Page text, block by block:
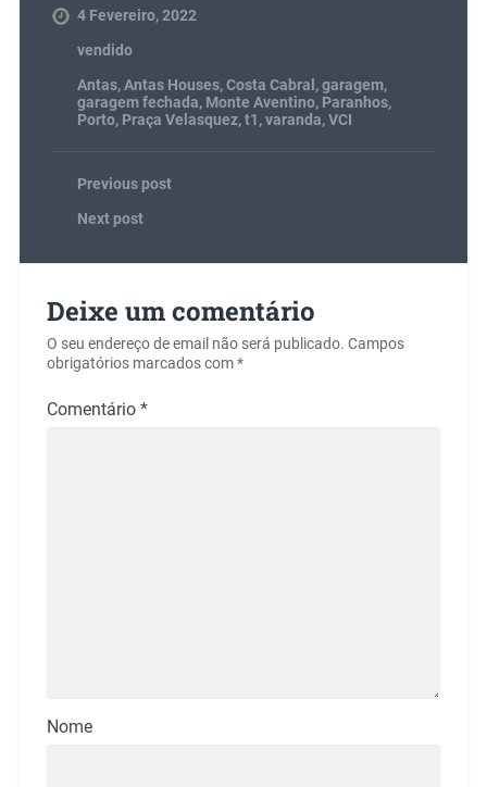
4 Fevereiro, 2022
vendido
Antas,Antas Houses,Costa Cabral ,garagem,
garagem fechada, Monte Aventino, Paranhos,
Porto, Praça Velasquez,t1,varanda,VCI
Previous post
Next post
Deixe um comentário
O seu endereço de email não será publicado. Campos
obrigatórios marcados com*
Comentário *
Nome